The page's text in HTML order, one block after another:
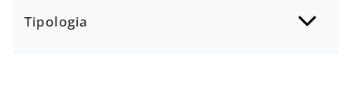
Tipologia